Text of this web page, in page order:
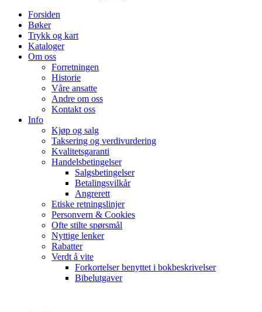
Forsiden
Bøker
Trykk og kart
Kataloger
Om oss
Forretningen
Historie
Våre ansatte
Andre om oss
Kontakt oss
Info
Kjøp og salg
Taksering og verdivurdering
Kvalitetsgaranti
Handelsbetingelser
Salgsbetingelser
Betalingsvilkår
Angrerett
Etiske retningslinjer
Personvern & Cookies
Ofte stilte spørsmål
Nyttige lenker
Rabatter
Verdt å vite
Forkortelser benyttet i bokbeskrivelser
Bibelutgaver